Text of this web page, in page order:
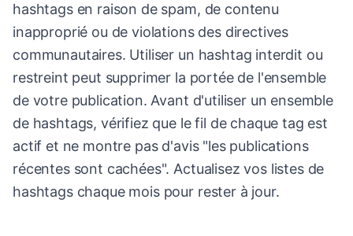
hashtags en raison de spam, de contenu
inapproprié ou de violations des directives
communautaires. Utiliser un hashtag interdit ou
restreint peut supprimer la portée de l'ensemble
de votre publication. Avant d'utiliser un ensemble
de hashtags, vérifiez que le fil de chaque tag est
actif et ne montre pas d'avis "les publications
récentes sont cachées". Actualisez vos listes de
hashtags chaque mois pour rester à jour.